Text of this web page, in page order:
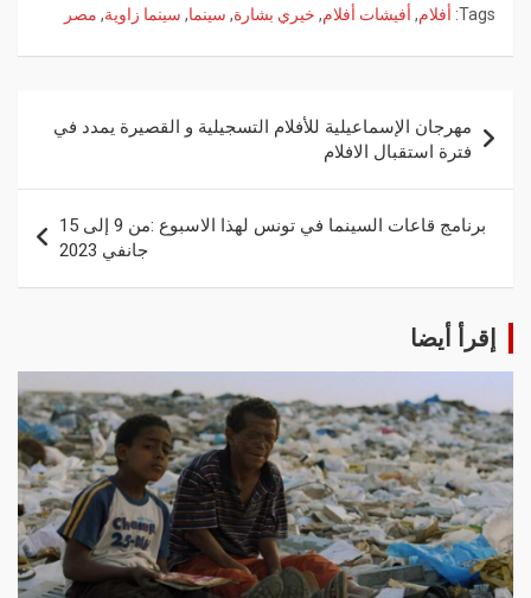
Tags: أفلام, أفيشات أفلام, خيري بشارة, سينما, سينما زاوية, مصر
مهرجان الإسماعيلية للأفلام التسجيلية و القصيرة يمدد في
فترة استقبال الافلام
برنامج قاعات السينما في تونس لهذا الاسبوع :من 9 إلى 15
جانفي 2023
إقرأ أيضا